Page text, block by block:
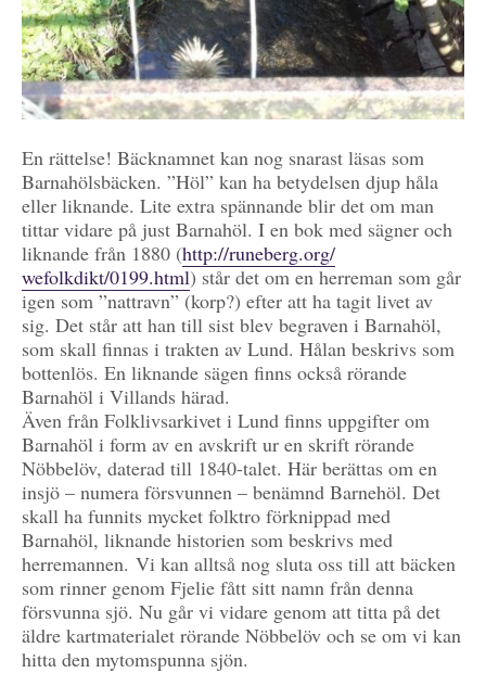
En rättelse! Bäcknamnet kan nog snarast läsas som
Barnahölsbäcken. ”Höl” kan ha betydelsen djup håla
eller liknande. Lite extra spännande blir det om man
tittar vidare på just Barnahöl. I en bok med sägner och
liknande från 1880 (http://runeberg.org/
wefolkdikt/0199.html) står det om en herreman som går
igen som ”nattravn” (korp?) efter att ha tagit livet av
sig. Det står att han till sist blev begraven i Barnahöl,
som skall finnas i trakten av Lund. Hålan beskrivs som
bottenlös. En liknande sägen finns också rörande
Barnahöl i Villands härad.
Även från Folklivsarkivet i Lund finns uppgifter om
Barnahöl i form av en avskrift ur en skrift rörande
Nöbbelöv, daterad till 1840-talet. Här berättas om en
insjö – numera försvunnen – benämnd Barnehöl. Det
skall ha funnits mycket folktro förknippad med
Barnahöl, liknande historien som beskrivs med
herremannen. Vi kan alltså nog sluta oss till att bäcken
som rinner genom Fjelie fått sitt namn från denna
försvunna sjö. Nu går vi vidare genom att titta på det
äldre kartmaterialet rörande Nöbbelöv och se om vi kan
hitta den mytomspunna sjön.